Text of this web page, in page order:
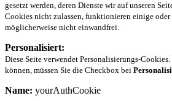
gesetzt werden, deren Dienste wir auf unseren
Cookies nicht zulassen, funktionieren einige oder
möglicherweise nicht einwandfrei.
Personalisiert:
Diese Seite verwendet Personalisierungs-
können, müssen Sie die Checkbox bei
Name: yourAuthCookie